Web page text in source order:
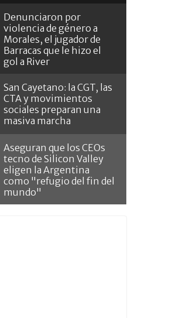
Denunciaron por
violencia de género a
Morales, el jugador de
Barracas que le hizo el
gol a River
San Cayetano: la CGT, las
CTA y movimientos
sociales preparan una
masiva marcha
Aseguran que los CEOs
tecno de Silicon Valley
eligen la Argentina
como "refugio del fin del
mundo"